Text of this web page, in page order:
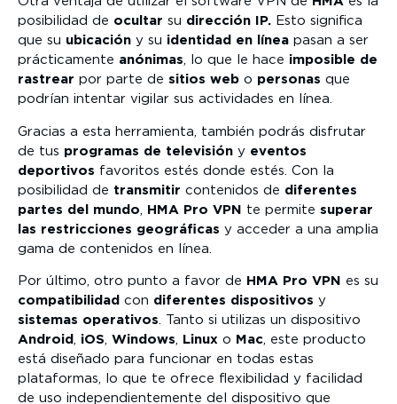
posibilidad de ocultar su dirección IP. Esto significa
que su ubicación y su identidad en línea pasan a ser
prácticamente anónimas, lo que le hace imposible de
rastrear por parte de sitios web o personas que
podrían intentar vigilar sus actividades en línea.
Gracias a esta herramienta, también podrás disfrutar
de tus programas de televisión y eventos
deportivos favoritos estés donde estés. Con la
posibilidad de transmitir contenidos de diferentes
partes del mundo
HMA Pro VPN te permite superar
las restricciones geográficas y acceder a una amplia
gama de contenidos en línea.
Por último, otro punto a favor de HMA Pro VPN
es su
compatibilidad con diferentes dispositivos y
sistemas operativos. Tanto si utilizas un dispositivo
Android , iOS, Windows, Linux o Mac, este producto
está diseñado para funcionar en todas estas
plataformas, lo que te ofrece flexibilidad y facilidad
de uso independientemente del dispositivo que